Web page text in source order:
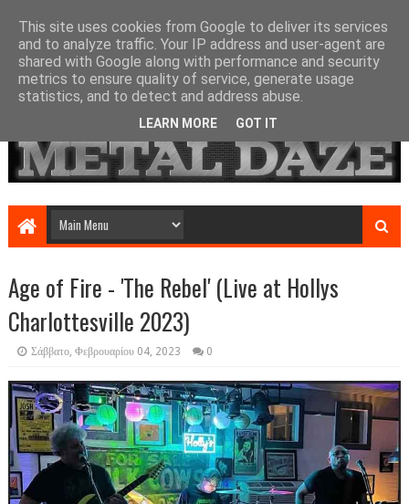
Age of Fire - 'The Rebel' (Live at Hollys
Charlottesville 2023)
Σάββατο, Φεβρουαρίου 04, 2023 0
This site uses cookies from Google to deliver its services
and to analyze traffic. Your IP address and user-agent are
shared with Google along with performance and security
metrics to ensure quality of service, generate usage
statistics, and to detect and address abuse.
LEARN MORE GOT IT